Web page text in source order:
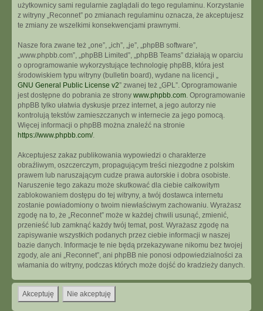
użytkownicy sami regularnie zaglądali do tego regulaminu. Korzystanie
z witryny „Reconnet” po zmianach regulaminu oznacza, że akceptujesz
te zmiany ze wszelkimi konsekwencjami prawnymi.
Nasze fora zwane też „one”, „ich”, „je”, „phpBB software”,
„www.phpbb.com”, „phpBB Limited”, „phpBB Teams” działają w oparciu
o oprogramowanie wykorzystujące technologię phpBB, która jest
środowiskiem typu witryny (bulletin board), wydane na licencji „
GNU General Public License v2” zwanej też „GPL”. Oprogramowanie
jest dostępne do pobrania ze strony www.phpbb.com. Oprogramowanie
phpBB tylko ułatwia dyskusje przez internet, a jego autorzy nie
kontrolują tekstów zamieszczanych w internecie za jego pomocą.
Więcej informacji o phpBB można znaleźć na stronie
https://www.phpbb.com/.
Akceptujesz zakaz publikowania wypowiedzi o charakterze
obraźliwym, oszczerczym, propagującym treści niezgodne z polskim
prawem lub naruszającym cudze prawa autorskie i dobra osobiste.
Naruszenie tego zakazu może skutkować dla ciebie całkowitym
zablokowaniem dostępu do tej witryny, a twój dostawca internetu
zostanie powiadomiony o twoim niewłaściwym zachowaniu. Wyrażasz
zgodę na to, że „Reconnet” może w każdej chwili usunąć, zmienić,
przenieść lub zamknąć każdy twój temat, post. Wyrażasz zgodę na
zapisywanie wszystkich podanych przez ciebie informacji w naszej
bazie danych. Informacje te nie będą przekazywane nikomu bez twojej
zgody, ale ani „Reconnet”, ani phpBB nie ponosi odpowiedzialności za
włamania do witryny, podczas których może dojść do kradzieży danych.